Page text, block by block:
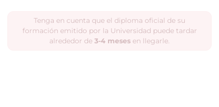
Tenga en cuenta que el diploma oficial de su
formación emitido por la Universidad puede tardar
alrededor de 3-4 meses en llegarle.